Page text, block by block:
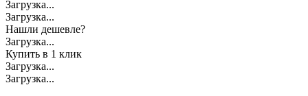
Загрузка...
Загрузка...
Нашли дешевле?
Загрузка...
Купить в 1 клик
Загрузка...
Загрузка...